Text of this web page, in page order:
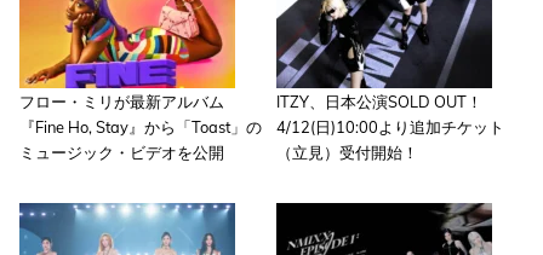
フロー・ミリが最新アルバム
『Fine Ho, Stay』から「Toast」の
ミュージック・ビデオを公開
ITZY、日本公演SOLD OUT！
4/12(日)10:00より追加チケット
（立見）受付開始！